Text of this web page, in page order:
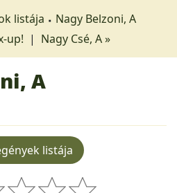
listája
Nagy Belzoni, A
up! | Nagy Csé, A »
A
listája